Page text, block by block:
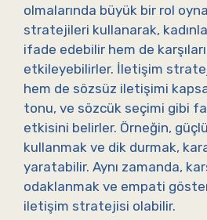
olmalarında büyük bir rol
stratejileri kullanarak,
ifade edebilir hem de
etkileyebilirler. İletişim
hem de sözsüz iletişimi
tonu, ve sözcük seçimi gibi
etkisini belirler. Örneğin,
kullanmak ve dik durmak,
yaratabilir. Aynı zamanda,
odaklanmak ve empati
iletişim stratejisi olabilir.